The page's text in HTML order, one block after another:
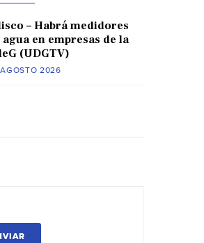
– Habrá medidores
agua en empresas de la
(UDGTV)
2026